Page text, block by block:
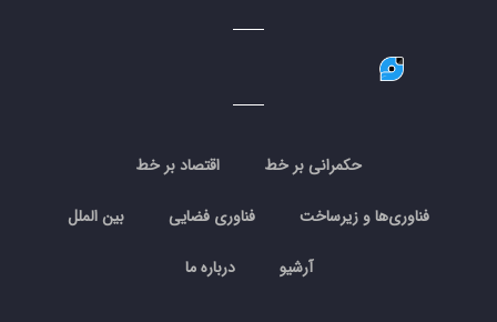
حکمرانی بر خط اقتصاد بر خط
فناوری‌ها و زیرساخت فناوری فضایی بین الملل
آرشیو درباره ما